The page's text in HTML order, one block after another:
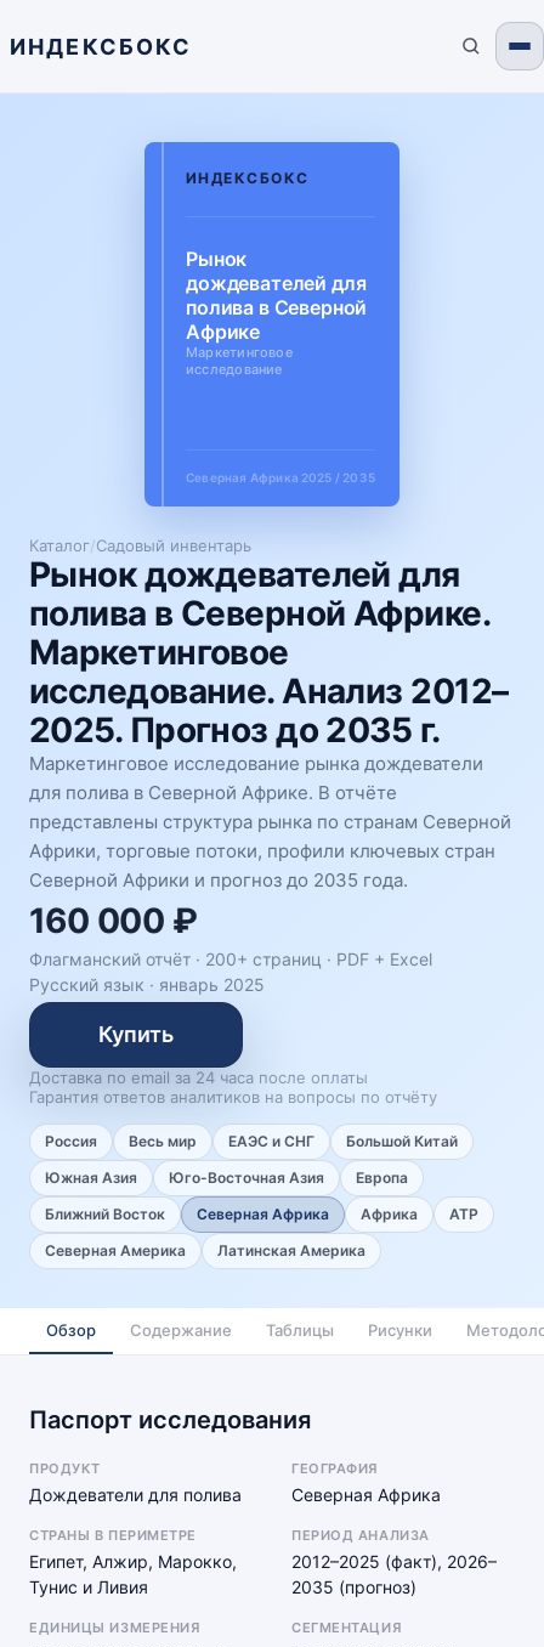
ИНДЕКСБОКС
Каталог/Садовый инвентарь
Рынок дождевателей для
полива в Северной Африке.
Маркетинговое
исследование. Анализ 2012–
2025. Прогноз до 2035 г.
Маркетинговое исследование рынка дождеватели
для полива в Северной Африке. В отчёте
представлены структура рынка по странам Северной
Африки, торговые потоки, профили ключевых стран
Северной Африки и прогноз до 2035 года.
160 000 ₽
Флагманский отчёт · 200+ страниц · PDF + Excel
Русский язык · январь 2025
Купить
Доставка по email за 24 часа после оплаты
Гарантия ответов аналитиков на вопросы по отчёту
Россия Весь мир ЕАЭС и СНГ
Большой Китай
Южная Азия
Юго-Восточная Азия
Европа
Ближний Восток
Северная Африка Африка
АТР
Северная Америка
Латинская Америка
ИНДЕКСБОКС
Рынок
дождевателей для
полива в Северной
Африке
Маркетинговое
исследование
Северная Африка 2025 / 2035
Обзор Содержание Таблицы Рисунки
Паспорт исследования
ПРОДУКТ
Дождеватели для полива
ГЕОГРАФИЯ
Северная Африка
СТРАНЫ В ПЕРИМЕТРЕ
Египет, Алжир, Марокко,
Тунис и Ливия
ПЕРИОД АНАЛИЗА
2012–2025 (факт), 2026–
2035 (прогноз)
ЕДИНИЦЫ ИЗМЕРЕНИЯ СЕГМЕНТАЦИЯ